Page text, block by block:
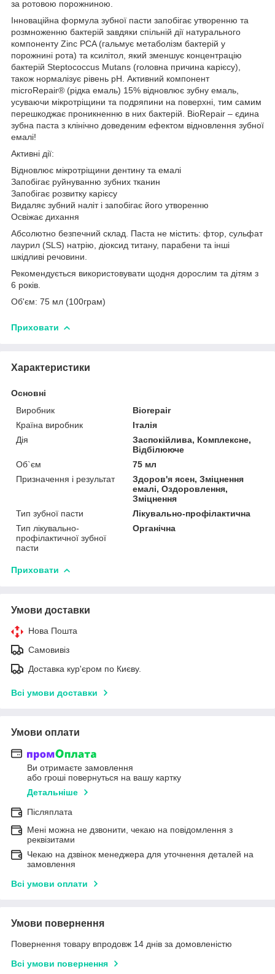
за ротовою порожниною.
Інноваційна формула зубної пасти запобігає утворенню та
розмноженню бактерій завдяки спільній дії натурального
компоненту Zinc PCA (гальмує метаболізм бактерій у
порожнині рота) та ксилітол, який зменшує концентрацію
бактерій Steptococcus Mutans (головна причина карієсу),
також нормалізує рівень рН. Активний компонент
microRepair® (рідка емаль) 15% відновлює зубну емаль,
усуваючи мікротріщини та подряпини на поверхні, тим самим
перешкоджає проникненню в них бактерій. BioRepair – єдина
зубна паста з клінічно доведеним ефектом відновлення зубної
емалі!
Активні дії:
Відновлює мікротріщини дентину та емалі
Запобігає руйнуванню зубних тканин
Запобігає розвитку карієсу
Видаляє зубний наліт і запобігає його утворенню
Освіжає дихання
Абсолютно безпечний склад. Паста не містить: фтор, сульфат
лаурил (SLS) натрію, діоксид титану, парабени та інші
шкідливі речовини.
Рекомендується використовувати щодня дорослим та дітям з
6 років.
Об'єм: 75 мл (100грам)
Приховати
Характеристики
Основні
Виробник
Biorepair
Країна виробник
Італія
Дія
Заспокійлива, Комплексне,
Відбілююче
Об`єм
75 мл
Призначення і результат
Здоров'я ясен, Зміцнення
емалі, Оздоровлення,
Зміцнення
Тип зубної пасти
Лікувально-профілактична
Тип лікувально-
профілактичної зубної
пасти
Органічна
Приховати
Умови доставки
Нова Пошта
Самовивіз
Доставка кур'єром по Києву.
Всі умови доставки
Умови оплати
Ви отримаєте замовлення
або гроші повернуться на вашу картку
Детальніше
Післяплата
Мені можна не дзвонити, чекаю на повідомлення з
реквізитами
Чекаю на дзвінок менеджера для уточнення деталей на
замовлення
Всі умови оплати
Умови повернення
Повернення товару впродовж 14 днів за домовленістю
Всі умови повернення